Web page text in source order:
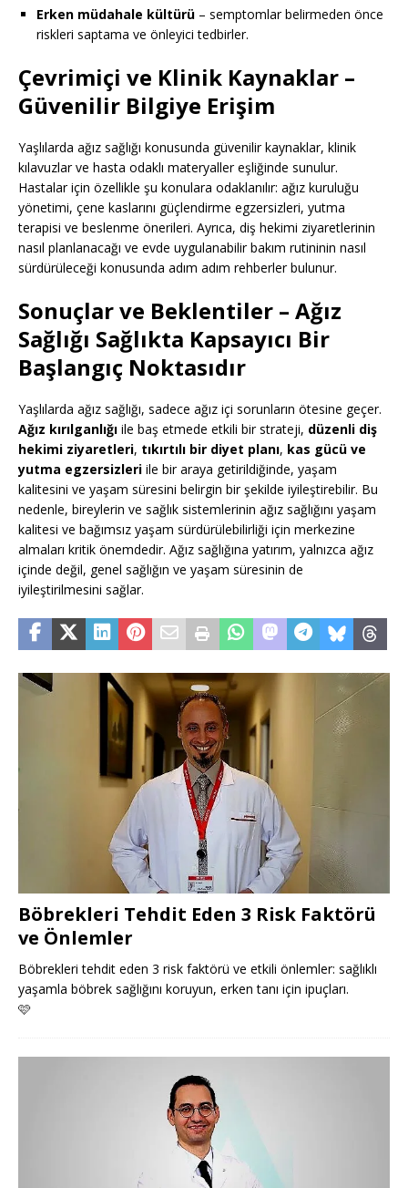
Erken müdahale kültürü – semptomlar belirmeden önce
riskleri saptama ve önleyici tedbirler.
Çevrimiçi ve Klinik Kaynaklar –
Güvenilir Bilgiye Erişim
Yaşlılarda ağız sağlığı konusunda güvenilir kaynaklar, klinik
kılavuzlar ve hasta odaklı materyaller eşliğinde sunulur.
Hastalar için özellikle şu konulara odaklanılır: ağız kuruluğu
yönetimi, çene kaslarını güçlendirme egzersizleri, yutma
terapisi ve beslenme önerileri. Ayrıca, diş hekimi ziyaretlerinin
nasıl planlanacağı ve evde uygulanabilir bakım rutininin nasıl
sürdürüleceği konusunda adım adım rehberler bulunur.
Sonuçlar ve Beklentiler – Ağız
Sağlığı Sağlıkta Kapsayıcı Bir
Başlangıç Noktasıdır
Yaşlılarda ağız sağlığı, sadece ağız içi sorunların ötesine geçer.
Ağız kırılganlığı ile baş etmede etkili bir strateji, düzenli diş
hekimi ziyaretleri, tıkırtılı bir diyet planı, kas gücü ve
yutma egzersizleri ile bir araya getirildiğinde, yaşam
kalitesini ve yaşam süresini belirgin bir şekilde iyileştirebilir. Bu
nedenle, bireylerin ve sağlık sistemlerinin ağız sağlığını yaşam
kalitesi ve bağımsız yaşam sürdürülebilirliği için merkezine
almaları kritik önemdedir. Ağız sağlığına yatırım, yalnızca ağız
içinde değil, genel sağlığın ve yaşam süresinin de
iyileştirilmesini sağlar.
Böbrekleri Tehdit Eden 3 Risk Faktörü
ve Önlemler
Böbrekleri tehdit eden 3 risk faktörü ve etkili önlemler: sağlıklı
yaşamla böbrek sağlığını koruyun, erken tanı için ipuçları.
🩷